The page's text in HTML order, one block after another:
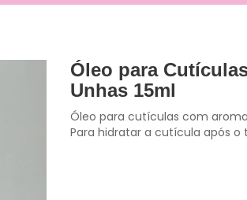
Óleo para
Unhas 15ml
Óleo para cutículas com
Para hidratar a cutícula após o